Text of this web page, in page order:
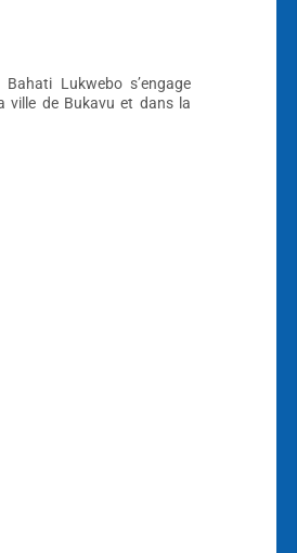
Lukwebo s’engage
ville de Bukavu et dans la